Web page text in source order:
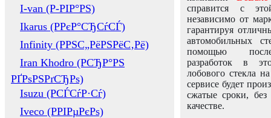
I-van (Р-РІР°РЅ)
Ikarus (РРєР°СЂСѓСЃ)
Infinity (РРЅС„РёРЅРёС‚Рё)
Iran Khodro (РСЂР°РЅ
РҐРѕРЅРґСЂРѕ)
Isuzu (РСЃСѓР·Сѓ)
Iveco (РРІРµРєРѕ)
справится с
независимо от
гарантируя
автомобильных
помощью
разработок в
лобового стекла
сервисе будет
сжатые сроки,
качестве.